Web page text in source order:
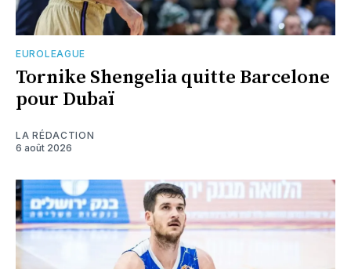
EUROLEAGUE
Tornike Shengelia quitte Barcelone
pour Dubaï
LA RÉDACTION
6 août 2026